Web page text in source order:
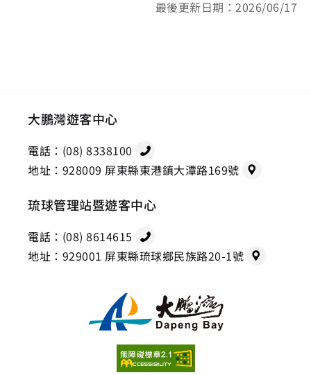
最後更新日期：2026/06/17
大鵬灣遊客中心
電話： (08) 8338100
地址： 928009 屏東縣東港鎮大潭路169號
琉球管理站暨遊客中心
電話： (08) 8614615
地址： 929001 屏東縣琉球鄉民族路20-1號